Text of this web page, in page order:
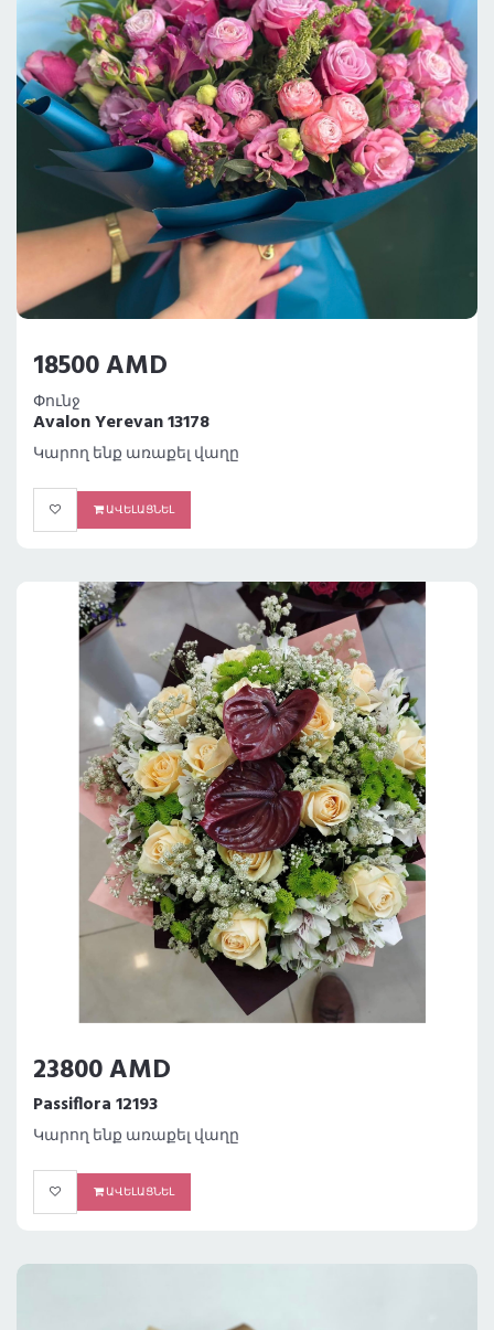
18500 AMD
Փունջ
Avalon Yerevan 13178
Կարող ենք առաքել վաղը
ԱՎԵԼԱՑՆԵԼ
23800 AMD
Passiflora 12193
Կարող ենք առաքել վաղը
ԱՎԵԼԱՑՆԵԼ